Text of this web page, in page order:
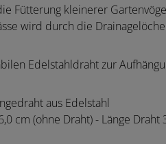
Fütterung kleinerer
wird durch die
Edelstahldraht zur
aus Edelstahl
cm (ohne Draht) - Länge Draht